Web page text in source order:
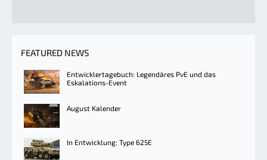
FEATURED NEWS
Entwicklertagebuch: Legendäres PvE und das
Eskalations-Event
August Kalender
In Entwicklung: Type 625E